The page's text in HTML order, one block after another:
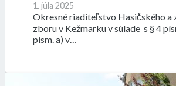
1. júla 2025
Okresné riaditeľstvo Hasičského a
zboru v Kežmarku v súlade s § 4
písm. a) v…